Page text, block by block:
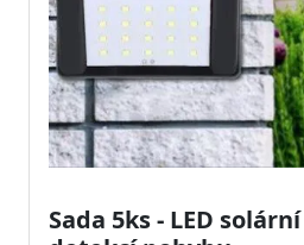
Sada 5ks - LED